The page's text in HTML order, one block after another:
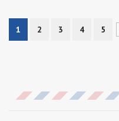
1 2 3 4 5